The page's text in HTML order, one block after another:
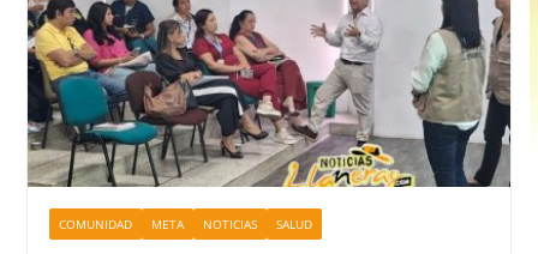
COMUNIDAD META NOTICIAS SALUD